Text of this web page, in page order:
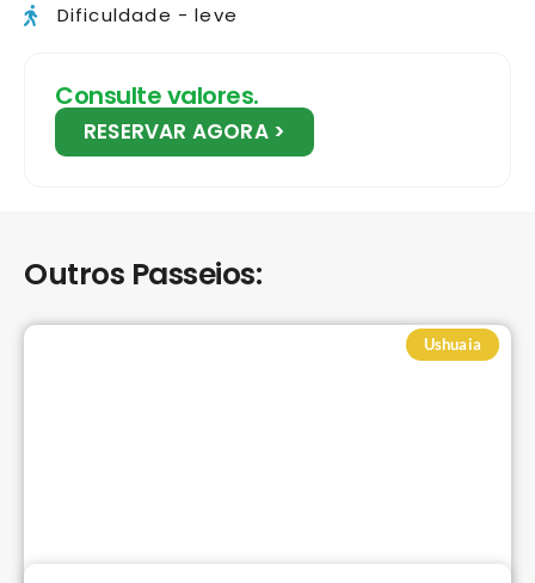
Dificuldade - leve
Consulte valores.
RESERVAR AGORA >
Outros Passeios:
Ushuaia